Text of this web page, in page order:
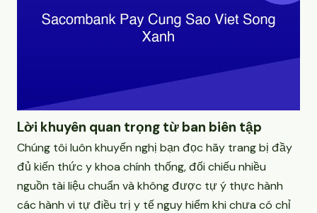
Lời khuyên quan trọng từ ban biên tập
Chúng tôi luôn khuyến nghị bạn đọc hãy trang bị đầy
đủ kiến thức y khoa chính thống, đối chiếu nhiều
nguồn tài liệu chuẩn và không được tự ý thực hành
các hành vi tự điều trị y tế nguy hiểm khi chưa có chỉ